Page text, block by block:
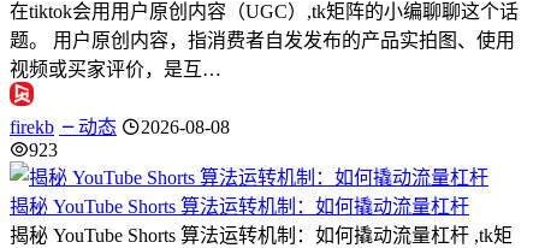
在tiktok会用用户原创内容（UGC）,tk矩阵的小编聊聊这个话
题。 用户原创内容，指消费者自发发布的产品实拍图、使用
视频或买家评价，是互…
firekb 动态
2026-08-08
923
揭秘 YouTube Shorts 算法运转机制：如何撬动流量杠杆
揭秘 YouTube Shorts 算法运转机制：如何撬动流量杠杆 ,tk矩